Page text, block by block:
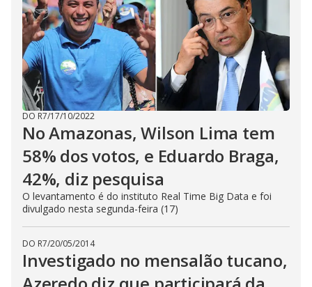
DO R7/17/10/2022
No Amazonas, Wilson Lima tem
58% dos votos, e Eduardo Braga,
42%, diz pesquisa
O levantamento é do instituto Real Time Big Data e foi
divulgado nesta segunda-feira (17)
DO R7/20/05/2014
Investigado no mensalão tucano,